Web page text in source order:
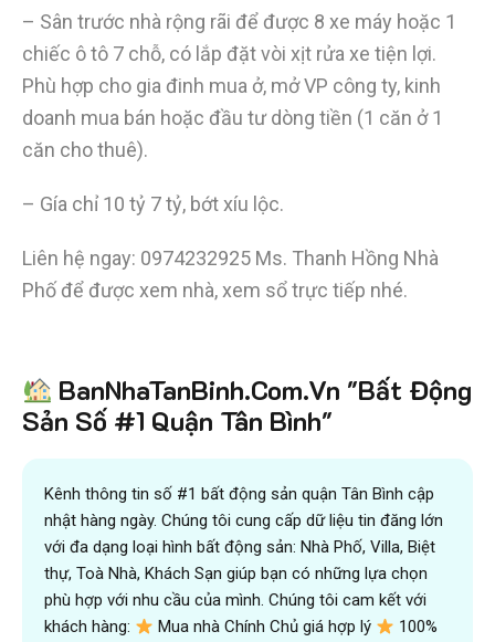
– Sân trước nhà rộng rãi để được 8 xe máy hoặc 1
chiếc ô tô 7 chỗ, có lắp đặt vòi xịt rửa xe tiện lợi.
Phù hợp cho gia đinh mua ở, mở VP công ty, kinh
doanh mua bán hoặc đầu tư dòng tiền (1 căn ở 1
căn cho thuê).
– Gía chỉ 10 tỷ 7 tỷ, bớt xíu lộc.
Liên hệ ngay: 0974232925 Ms. Thanh Hồng Nhà
Phố để được xem nhà, xem sổ trực tiếp nhé.
Tiết kiệmhơn 90% thời gian , mua bán được nhanh hơn
và kiếm được nhiều tiền hơn với sự trợ giúp đắc lực của
đội ngũ chuyên gia VICTORY REAL
Trên 10.500 Khách Hàng Đã Tìm Mua
Nhanh
BanNhaTanBinh.Com.Vn "Bất Động
Sản Số #1 Quận Tân Bình"
Kênh thông tin số #1 bất động sản quận Tân Bình cập
nhật hàng ngày. Chúng tôi cung cấp dữ liệu tin đăng lớn
với đa dạng loại hình bất động sản: Nhà Phố, Villa, Biệt
thự, Toà Nhà, Khách Sạn giúp bạn có những lựa chọn
phù hợp với nhu cầu của mình. Chúng tôi cam kết với
khách hàng:
Mua nhà Chính Chủ giá hợp lý
100%